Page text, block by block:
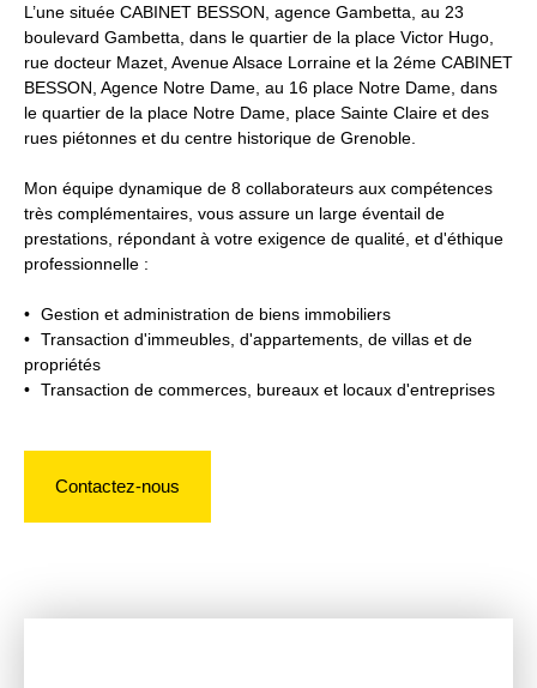
L’une située CABINET BESSON, agence Gambetta, au 23
boulevard Gambetta, dans le quartier de la place Victor Hugo,
rue docteur Mazet, Avenue Alsace Lorraine et la 2éme CABINET
BESSON, Agence Notre Dame, au 16 place Notre Dame, dans
le quartier de la place Notre Dame, place Sainte Claire et des
rues piétonnes et du centre historique de Grenoble.
Mon équipe dynamique de 8 collaborateurs aux compétences
très complémentaires, vous assure un large éventail de
prestations, répondant à votre exigence de qualité, et d'éthique
professionnelle :
Gestion et administration de biens immobiliers
Transaction d'immeubles, d'appartements, de villas et de
propriétés
Transaction de commerces, bureaux et locaux d'entreprises
Contactez-nous